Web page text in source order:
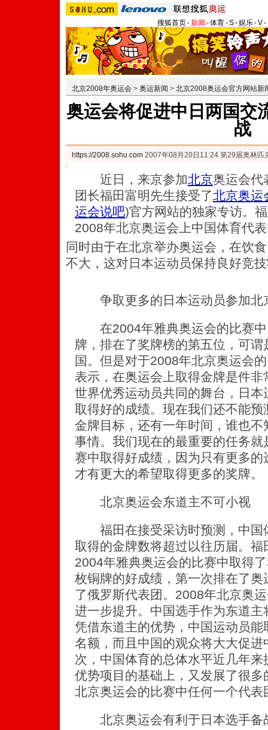
搜狐首页-新闻 -体育-S-娱乐-V-
北京2008年奥运会 > 奥运新闻 > 北京2008奥运会官方网站新
奥运会将促进中日两国交
战
https://2008.sohu.com 2007年08月20日11:24 第29届奥林匹
近日，来京参加北京奥运会代
团长福田富明先生接受了北京奥运
运会说吧)官方网站的独家专访。
2008年北京奥运会上中国体育代
同时由于在北京举办奥运会，在饮
不大，这对日本运动员保持良好竞
争取更多的日本运动员参加北
在2004年雅典奥运会的比赛中
牌，排在了奖牌榜的第五位，可
国。但是对于2008年北京奥运会
表示，在奥运会上取得金牌是件
世界优秀运动员共同的舞台，日
取得好的成绩。现在我们还不能
金牌目标，还有一年时间，谁也
事情。我们现在的最重要的任务
赛中取得好成绩，因为只有更多
才有更大的希望取得更多的奖牌。
北京奥运会东道主不可小视
福田在接受采访时预测，中国
取得的金牌数将超过以往历届。
2004年雅典奥运会的比赛中取得
枚铜牌的好成绩，第一次排在了
了俄罗斯代表团。2008年北京奥
进一步提升。中国选手作为东道
凭借东道主的优势，中国运动员
名额，而且中国的观众将大大促
次，中国体育的总体水平近几年
优势项目的基础上，又发展了很
北京奥运会的比赛中任何一个代
北京奥运会有利于日本选手备